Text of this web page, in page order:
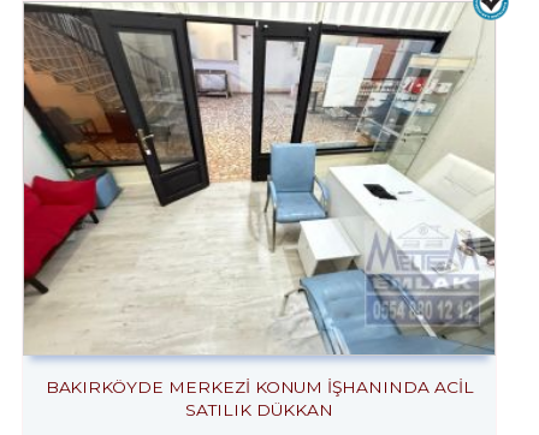
BAKIRKÖYDE MERKEZİ KONUM İŞHANINDA ACİL
SATILIK DÜKKAN